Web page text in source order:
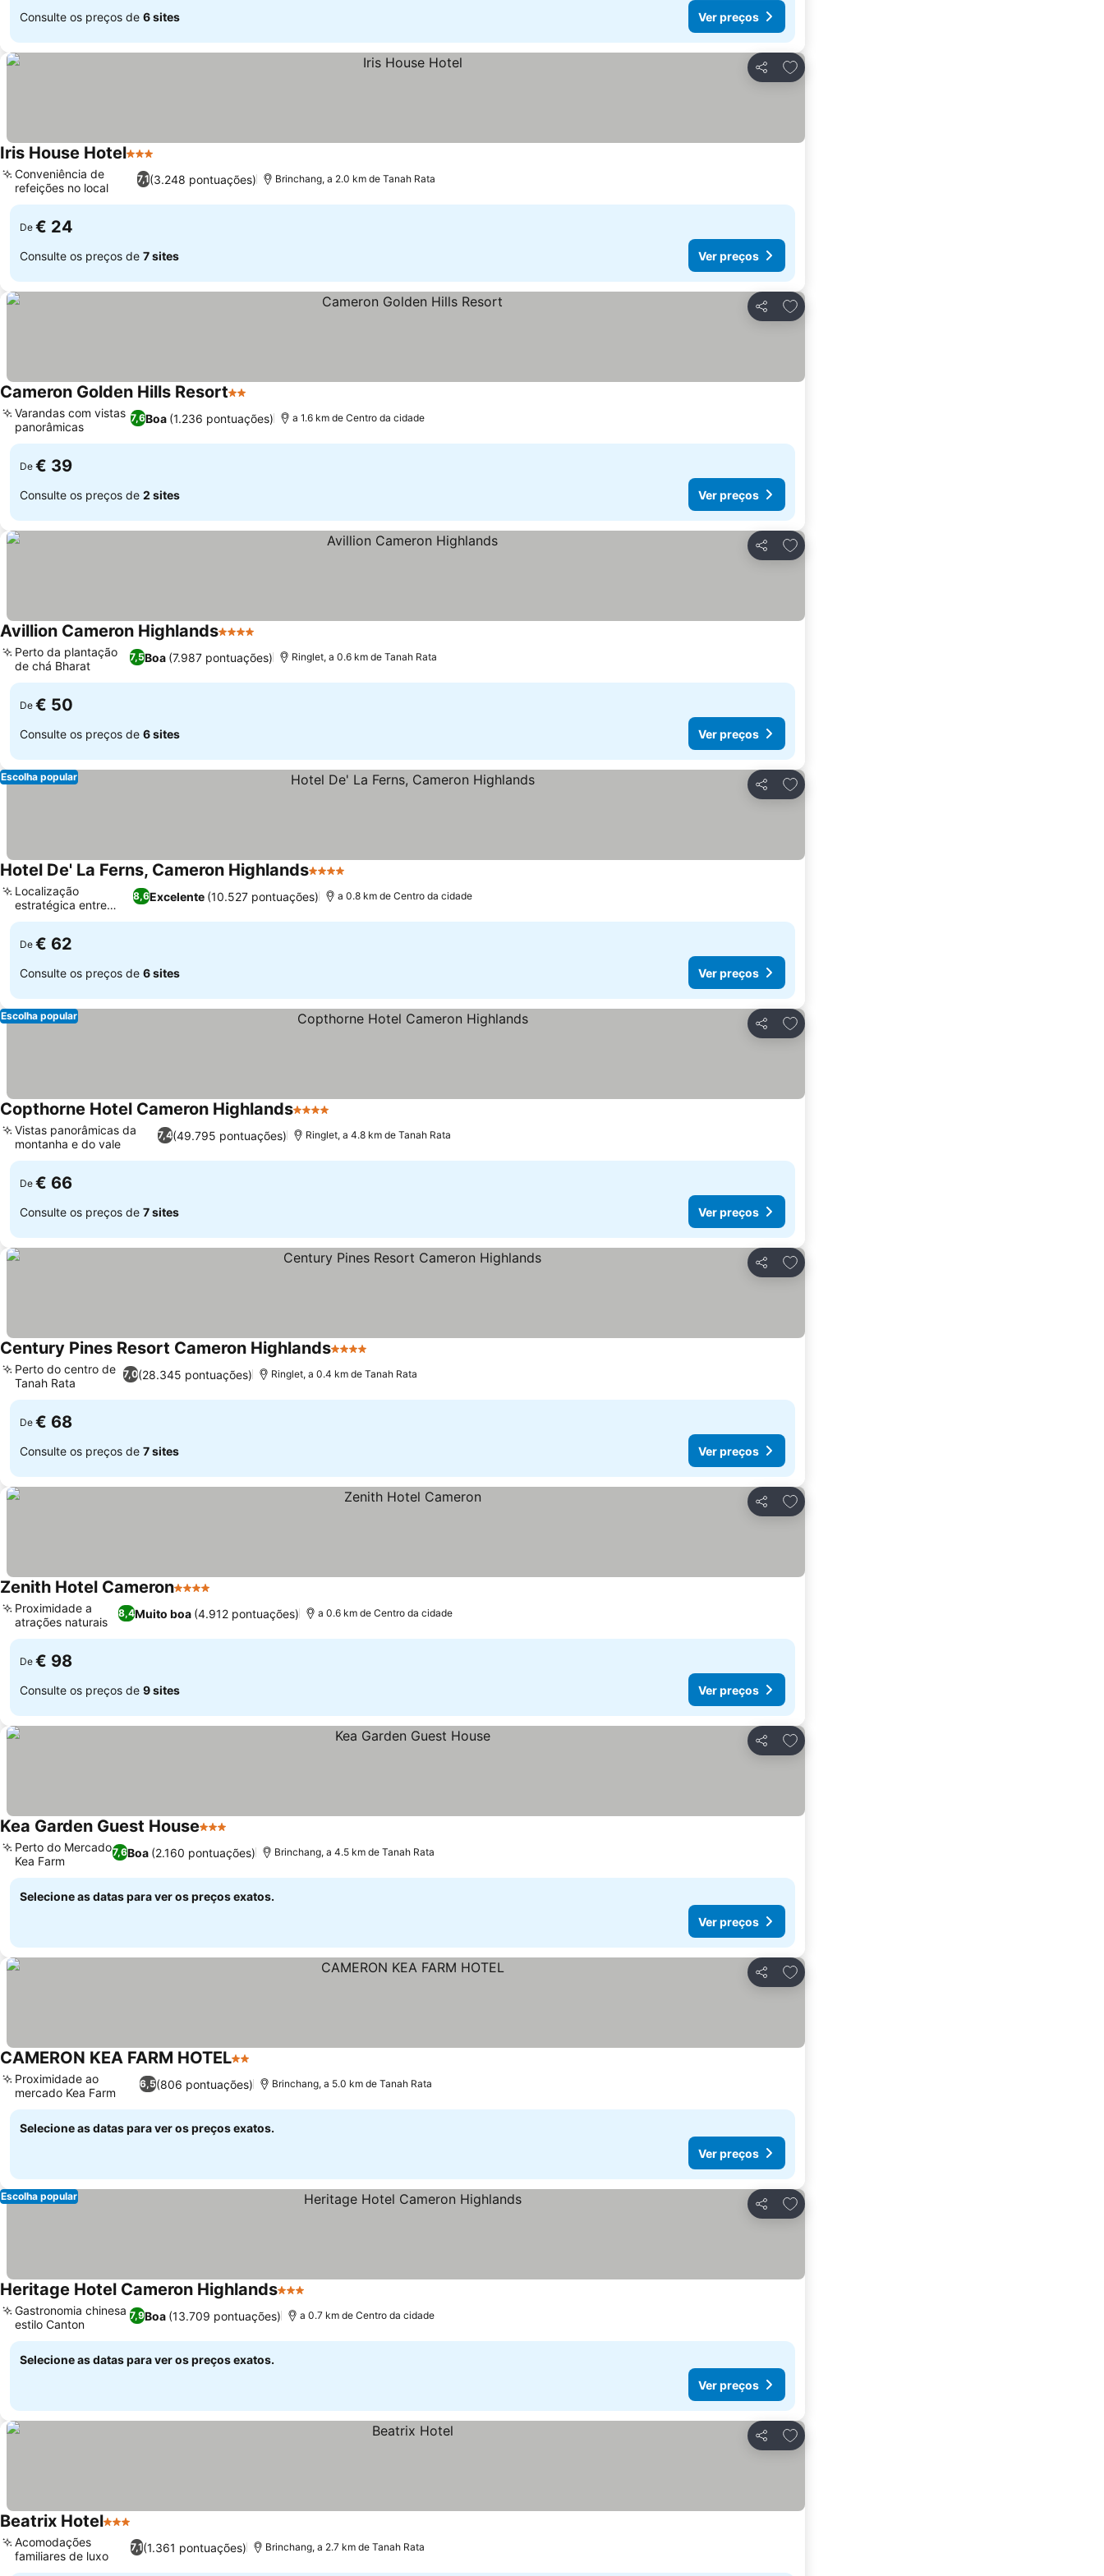
Consulte os preços de 6 sites Ver preços
Partilhar
Adicionar aos favoritos
Iris House Hotel3 Estrelas
7,1(3.248 pontuações)
Conveniência de
refeições no local
Brinchang, a 2.0 km de Tanah Rata
De € 24
Consulte os preços de 7 sites Ver preços
Partilhar
Adicionar aos favoritos
Cameron Golden Hills Resort2 Estrelas
7,6Boa (1.236 pontuações)
Varandas com vistas
panorâmicas
a 1.6 km de Centro da cidade
De € 39
Consulte os preços de 2 sites Ver preços
Partilhar
Adicionar aos favoritos
Avillion Cameron Highlands4 Estrelas
7,5Boa (7.987 pontuações)
Perto da plantação
de chá Bharat
Ringlet, a 0.6 km de Tanah Rata
De € 50
Consulte os preços de 6 sites Ver preços
Partilhar
Adicionar aos favoritos
Escolha popular
Hotel De' La Ferns, Cameron Highlands4 Estrelas
8,6Excelente (10.527 pontuações)
Localização
estratégica entre
cidades
a 0.8 km de Centro da cidade
De € 62
Consulte os preços de 6 sites Ver preços
Partilhar
Adicionar aos favoritos
Escolha popular
Copthorne Hotel Cameron Highlands4 Estrelas
7,4(49.795 pontuações)
Vistas panorâmicas da
montanha e do vale
Ringlet, a 4.8 km de Tanah Rata
De € 66
Consulte os preços de 7 sites Ver preços
Partilhar
Adicionar aos favoritos
Century Pines Resort Cameron Highlands4 Estrelas
7,0(28.345 pontuações)
Perto do centro de
Tanah Rata
Ringlet, a 0.4 km de Tanah Rata
De € 68
Consulte os preços de 7 sites Ver preços
Partilhar
Adicionar aos favoritos
Zenith Hotel Cameron4 Estrelas
8,4Muito boa (4.912 pontuações)
Proximidade a
atrações naturais
a 0.6 km de Centro da cidade
De € 98
Consulte os preços de 9 sites Ver preços
Partilhar
Adicionar aos favoritos
Kea Garden Guest House3 Estrelas
7,6Boa (2.160 pontuações)
Perto do Mercado
Kea Farm
Brinchang, a 4.5 km de Tanah Rata
Selecione as datas para ver os preços exatos.
Ver preços
Partilhar
Adicionar aos favoritos
CAMERON KEA FARM HOTEL2 Estrelas
6,5(806 pontuações)
Proximidade ao
mercado Kea Farm
Brinchang, a 5.0 km de Tanah Rata
Selecione as datas para ver os preços exatos.
Ver preços
Partilhar
Adicionar aos favoritos
Escolha popular
Heritage Hotel Cameron Highlands3 Estrelas
7,9Boa (13.709 pontuações)
Gastronomia chinesa
estilo Canton
a 0.7 km de Centro da cidade
Selecione as datas para ver os preços exatos.
Ver preços
Partilhar
Adicionar aos favoritos
Beatrix Hotel3 Estrelas
7,1(1.361 pontuações)
Acomodações
familiares de luxo
Brinchang, a 2.7 km de Tanah Rata